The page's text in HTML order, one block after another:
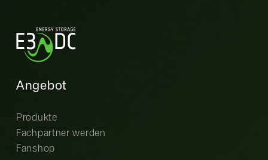
Angebot
Produkte
Fachpartner werden
Fanshop